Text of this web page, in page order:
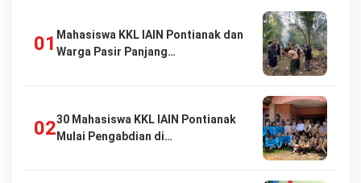
Mahasiswa KKL IAIN Pontianak dan
Warga Pasir Panjang…
30 Mahasiswa KKL IAIN Pontianak
Mulai Pengabdian di…